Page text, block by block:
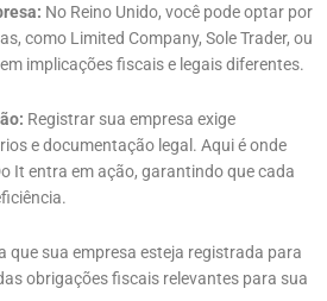
No Reino Unido, você pode optar por
como Limited Company, Sole Trader, ou
implicações fiscais e legais diferentes.
Registrar sua empresa exige
e documentação legal. Aqui é onde
It entra em ação, garantindo que cada
que sua empresa esteja registrada para
obrigações fiscais relevantes para sua